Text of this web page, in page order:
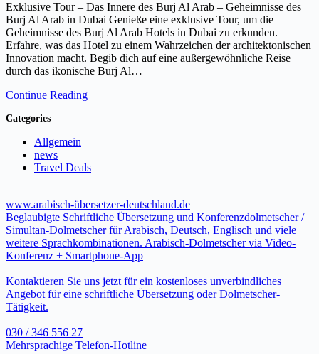
Exklusive Tour – Das Innere des Burj Al Arab – Geheimnisse des
Burj Al Arab in Dubai Genieße eine exklusive Tour, um die
Geheimnisse des Burj Al Arab Hotels in Dubai zu erkunden.
Erfahre, was das Hotel zu einem Wahrzeichen der architektonischen
Innovation macht. Begib dich auf eine außergewöhnliche Reise
durch das ikonische Burj Al…
Continue Reading
Categories
Allgemein
news
Travel Deals
www.arabisch-übersetzer-deutschland.de
Beglaubigte Schriftliche Übersetzung und Konferenzdolmetscher /
Simultan-Dolmetscher für Arabisch, Deutsch, Englisch und viele
weitere Sprachkombinationen. Arabisch-Dolmetscher via Video-
Konferenz + Smartphone-App
Kontaktieren Sie uns jetzt für ein kostenloses unverbindliches
Angebot für eine schriftliche Übersetzung oder Dolmetscher-
Tätigkeit.
030 / 346 556 27
Mehrsprachige Telefon-Hotline